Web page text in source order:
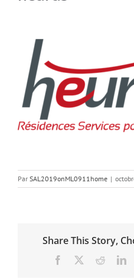
Par SAL2019onML0911home |
Share This Story,
Facebook Reddit